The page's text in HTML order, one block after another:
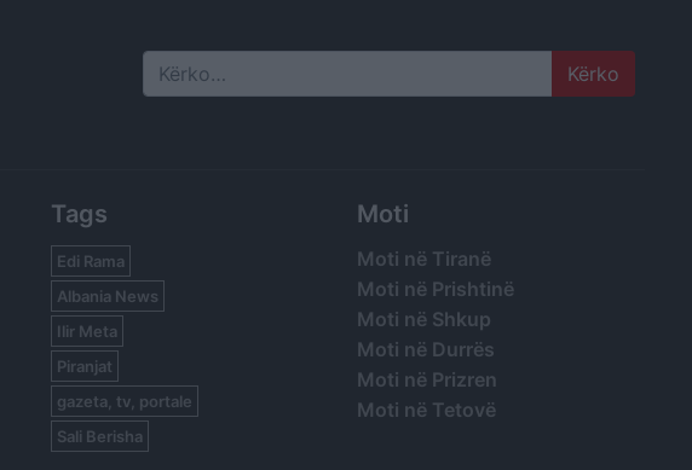
Search
Tags
Edi Rama
Albania News
Ilir Meta
Piranjat
gazeta, tv, portale
Sali Berisha
Moti
Moti në Tiranë
Moti në Prishtinë
Moti në Shkup
Moti në Durrës
Moti në Prizren
Moti në Tetovë